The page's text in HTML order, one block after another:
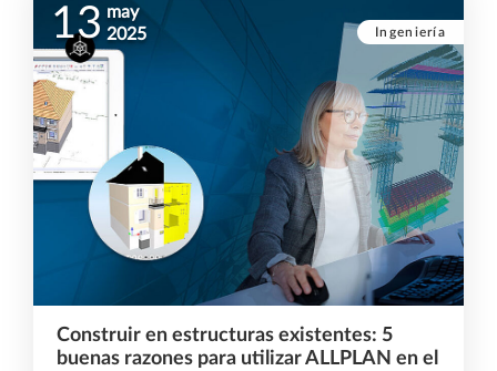
Ingeniería
13 may
2025
Construir en estructuras existentes: 5
buenas razones para utilizar ALLPLAN en el